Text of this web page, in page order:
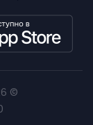
©